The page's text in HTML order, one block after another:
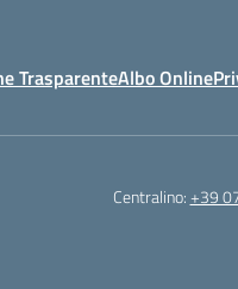
TrasparenteAlbo Online
Centralino:+39